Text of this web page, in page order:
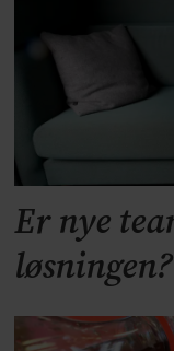
Er nye
løsningen?